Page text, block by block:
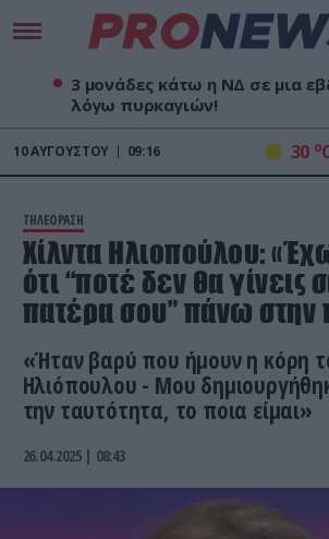
3 μονάδες κάτω η ΝΔ σε μια
λόγω πυρκαγιών!
10ΑΥΓΟΎΣΤΟΥ 09:16 30 o
ΤΗΛΕΟΡΑΣΗ
Χίλντα Ηλιοπούλου:
ότι “ποτέ δεν θα γίνεις
πατέρα σου” πάνω στην
«Ήταν βαρύ που ήμουν η κόρη
Ηλιόπουλου - Μου
την ταυτότητα, το ποια είμαι»
26.04.2025 | 08:43